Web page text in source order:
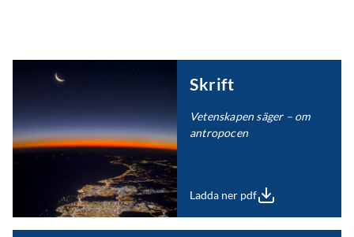
Skrift
Vetenskapen säger – om
antropocen
Ladda ner pdf